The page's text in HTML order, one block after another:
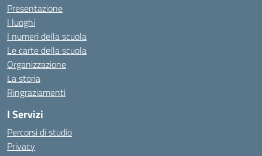
Presentazione
I luoghi
I numeri della scuola
Le carte della scuola
Organizzazione
La storia
Ringraziamenti
I Servizi
Percorsi di studio
Privacy